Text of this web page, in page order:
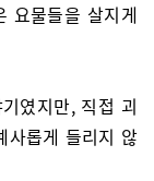
요물들을 살지게
였지만, 직접 괴
사롭게 들리지 않